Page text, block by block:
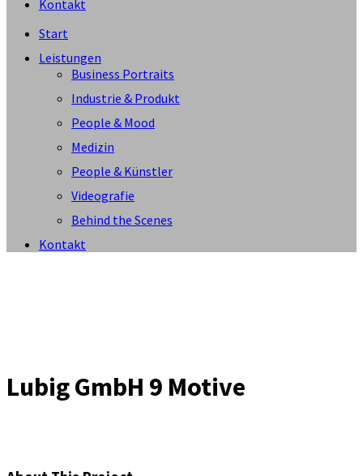
Kontakt
Start
Leistungen
Business Portraits
Industrie & Produkt
People & Mood
Medizin
People & Künstler
Videografie
Behind the Scenes
Kontakt
Lubig GmbH 9 Motive